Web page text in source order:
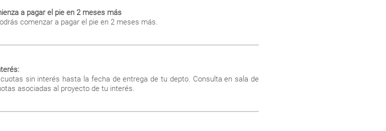
a pagar el pie en 2 meses más
comenzar a pagar el pie en 2 meses más.
sin interés hasta la fecha de entrega de tu depto. Consulta en sala de
asociadas al proyecto de tu interés.